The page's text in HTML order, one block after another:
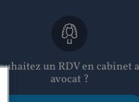
un RDV en cabinet
avocat ?